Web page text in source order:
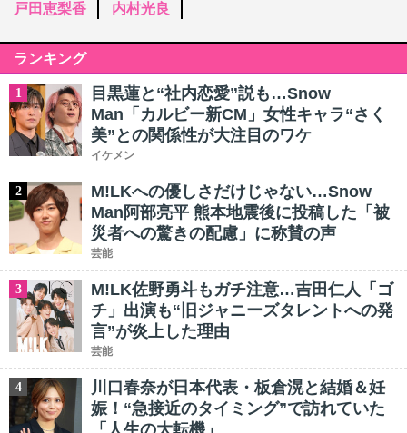
戸田恵梨香
内村光良
ランキング
1
目黒蓮と“社内恋愛”説も…Snow
Man「カルビー新CM」女性キャラ“さく
美”との関係性が大注目のワケ
イケメン
2
M!LKへの優しさだけじゃない…Snow
Man阿部亮平 熊本地震後に投稿した「被
災者への驚きの配慮」に称賛の声
芸能
3
M!LK佐野勇斗もガチ注意…吉田仁人「ゴ
チ」出演も“旧ジャニーズタレントへの発
言”が炎上した理由
芸能
4
川口春奈が日本代表・板倉滉と結婚＆妊
娠！“急接近のタイミング”で訪れていた
「人生の大転機」